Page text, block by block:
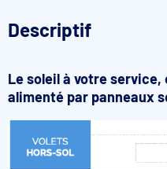
Descriptif
Le soleil à votre
alimenté par panneaux